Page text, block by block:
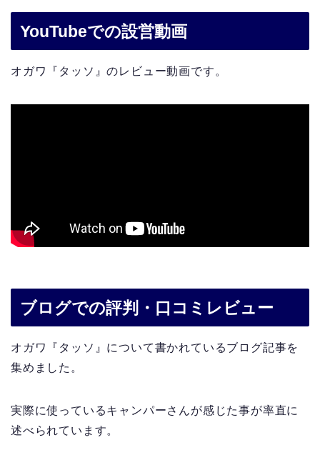
YouTubeでの設営動画
オガワ『タッソ』のレビュー動画です。
ブログでの評判・口コミレビュー
オガワ『タッソ』について書かれているブログ記事を
集めました。
実際に使っているキャンパーさんが感じた事が率直に
述べられています。